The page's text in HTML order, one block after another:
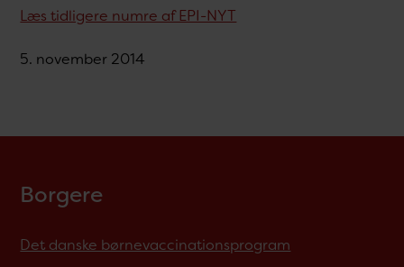
Læs tidligere numre af EPI-NYT
5. november 2014
Borgere
Det danske børnevaccinationsprogram